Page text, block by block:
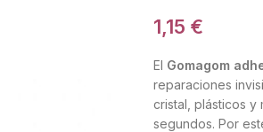
1,15 €
El Gomagom
reparaciones
cristal, plásticos
segundos. Por